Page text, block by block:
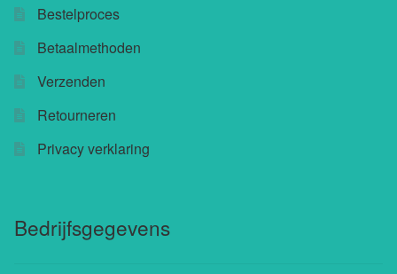
Buchu shops
Buchu.de
Buchu.eu
Bestelproces
Betaalmethoden
Verzenden
Retourneren
Privacy verklaring
Bedrijfsgegevens